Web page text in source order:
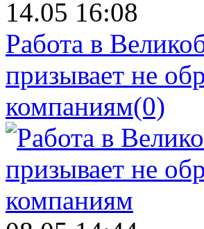
14.05 16:08
Работа в
призывает не
компаниям(0)